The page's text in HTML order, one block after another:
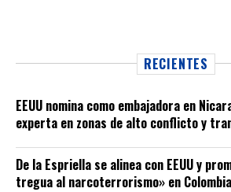
RECIENTES
EEUU nomina como embajadora en
experta en zonas de alto conflicto y
De la Espriella se alinea con EEUU y
tregua al narcoterrorismo» en Colombia